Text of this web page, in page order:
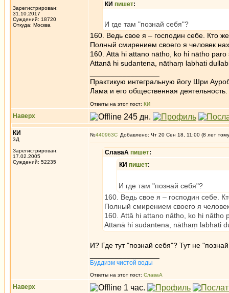
Зарегистрирован:
31.10.2017
Суждений: 18720
Откуда: Москва
КИ пишет:
И где там "познай себя"?
160. Ведь свое я – господин себе. Кто
Полный смирением своего я человек
160. Attā hi attano nātho, ko hi nātho paro
Attanā hi sudantena, nāthaṃ labhati
Практикую интегральную йогу Шри
Лама и его общественная деятельность.
Ответы на этот пост: КИ
Наверх
КИ
3Д
Зарегистрирован:
17.02.2005
Суждений: 52235
№440963 Добавлено: Чт 20 Сен 18, 11:00 (8 лет
СлаваА пишет:
КИ пишет:
И где там "познай себя"?
160. Ведь свое я – господин себе.
Полный смирением своего я
160. Attā hi attano nātho, ko hi nātho
Attanā hi sudantena, nāthaṃ labhati
И? Где тут "познай себя"? Тут не
Буддизм чистой воды
Ответы на этот пост: СлаваА
Наверх